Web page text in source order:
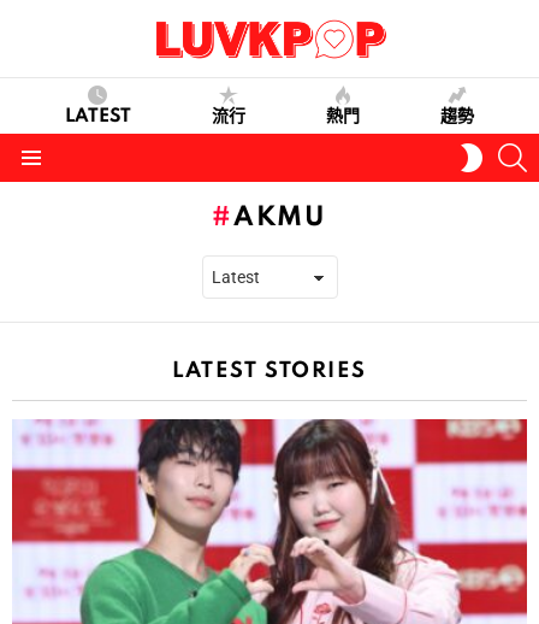
LATEST 流行 熱門 趨勢
SKIN
AKMU
LATEST STORIES